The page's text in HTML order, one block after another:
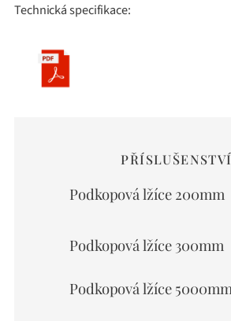
Technická specifikace:
PŘÍSLUŠENSTVÍ
Podkopová lžíce 200mm
Podkopová lžíce 300mm
Podkopová lžíce